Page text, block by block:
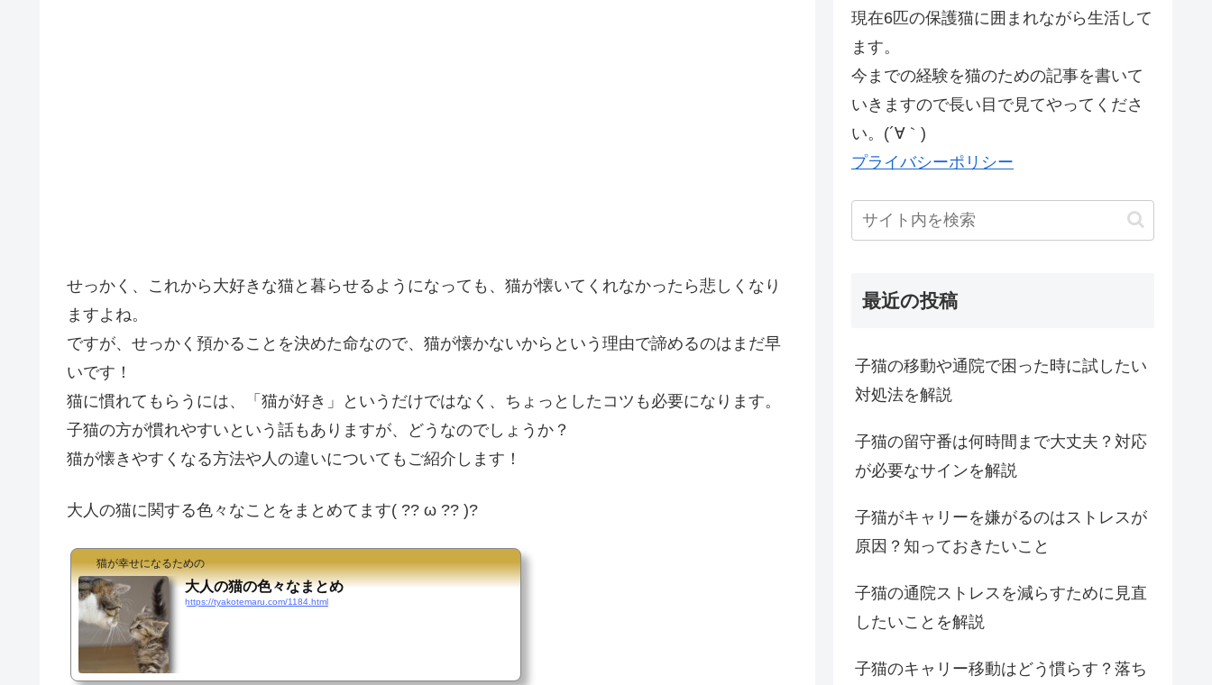
せっかく、これから大好きな猫と暮らせるようになっても、猫が懐いてくれなかったら悲しくなり
ますよね。
ですが、せっかく預かることを決めた命なので、猫が懐かないからという理由で諦めるのはまだ早
いです！
猫に慣れてもらうには、「猫が好き」というだけではなく、ちょっとしたコツも必要になります。
子猫の方が慣れやすいという話もありますが、どうなのでしょうか？
猫が懐きやすくなる方法や人の違いについてもご紹介します！
大人の猫に関する色々なことをまとめてます( ?? ω ?? )?
猫が幸せになるための
大人の猫の色々なまとめ
https://tyakotemaru.com/1184.html
現在6匹の保護猫に囲まれながら生活して
ます。
今までの経験を猫のための記事を書いて
いきますので長い目で見てやってくださ
い。(´∀｀)
プライバシーポリシー
最近の投稿
子猫の移動や通院で困った時に試したい
対処法を解説
子猫の留守番は何時間まで大丈夫？対応
が必要なサインを解説
子猫がキャリーを嫌がるのはストレスが
原因？知っておきたいこと
子猫の通院ストレスを減らすために見直
したいことを解説
子猫のキャリー移動はどう慣らす？落ち